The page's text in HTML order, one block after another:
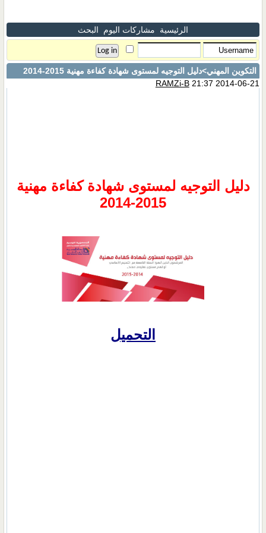
الرئيسية مشاركات اليوم البحث
التكوين المهني>دليل التوجيه لمستوى شهادة كفاءة مهنية 2015-2014
RAMZi-B21:37 2014-06-21
دليل التوجيه لمستوى شهادة كفاءة مهنية
2015-2014
التحميل